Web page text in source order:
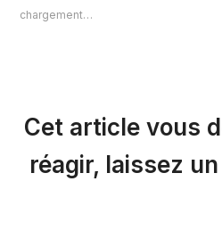
chargement…
Cet article vous
réagir, laissez